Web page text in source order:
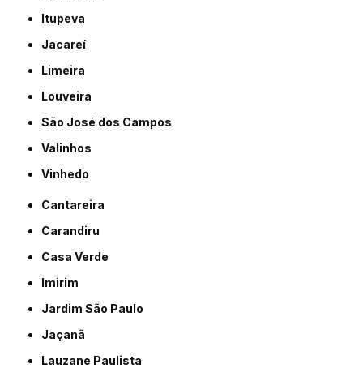
Itupeva
Jacareí
Limeira
Louveira
São José dos Campos
Valinhos
Vinhedo
Cantareira
Carandiru
Casa Verde
Imirim
Jardim São Paulo
Jaçanã
Lauzane Paulista